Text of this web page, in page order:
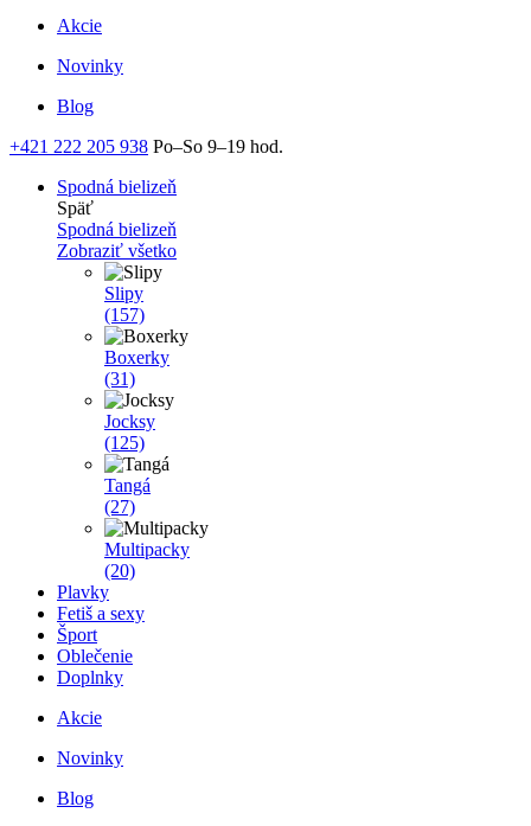
Akcie
Novinky
Blog
+421 222 205 938 Po–So 9–19 hod.
Spodná bielizeň
Späť
Spodná bielizeň
Zobraziť všetko
Slipy
(157)
Boxerky
(31)
Jocksy
(125)
Tangá
(27)
Multipacky
(20)
Plavky
Fetiš a sexy
Šport
Oblečenie
Doplnky
Akcie
Novinky
Blog